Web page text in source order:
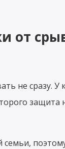
от
не сразу. У
защита
семьи,